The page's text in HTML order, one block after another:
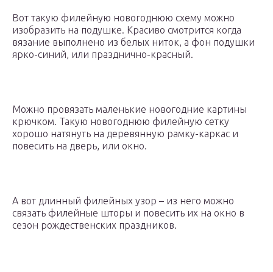
Вот такую филейную новогоднюю схему можно
изобразить на подушке. Красиво смотрится когда
вязание выполнено из белых ниток, а фон подушки
ярко-синий, или празднично-красный.
Можно провязать маленькие новогодние картины
крючком. Такую новогоднюю филейную сетку
хорошо натянуть на деревянную рамку-каркас и
повесить на дверь, или окно.
А вот длинный филейных узор – из него можно
связать филейные шторы и повесить их на окно в
сезон рождественских праздников.